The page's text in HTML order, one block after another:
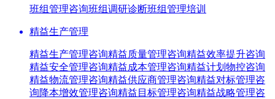
班组管理咨询班组调研诊断班组管理培训
精益生产管理
精益生产管理咨询精益质量管理咨询精益效率提升咨询
精益安全管理咨询精益成本管理咨询精益计划物控咨询
精益物流管理咨询精益供应商管理咨询精益对标管理咨
询降本增效管理咨询精益目标管理咨询精益战略管理咨